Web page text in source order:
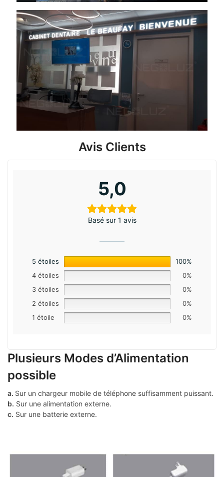
Avis Clients
5,0
Basé sur 1 avis
5 étoiles
100%
4 étoiles
0%
3 étoiles
0%
2 étoiles
0%
1 étoile
0%
Plusieurs Modes d’Alimentation
possible
a. Sur un chargeur mobile de téléphone suffisamment puissant.
b. Sur une alimentation externe.
c. Sur une batterie externe.